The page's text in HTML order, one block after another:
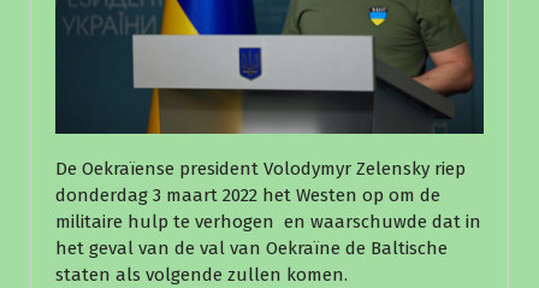
De Oekraïense president Volodymyr Zelensky riep
donderdag 3 maart 2022 het Westen op om de
militaire hulp te verhogen en waarschuwde dat in
het geval van de val van Oekraïne de Baltische
staten als volgende zullen komen.